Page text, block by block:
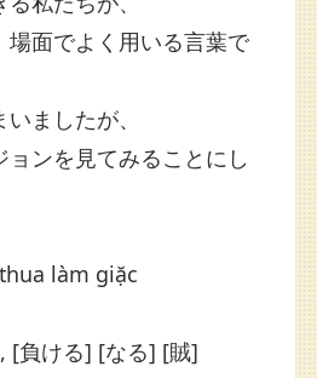
場面でよく用いる言葉で
ましたが、
ンを見てみることにし
thua làm giặc
[負ける] [なる] [賊]